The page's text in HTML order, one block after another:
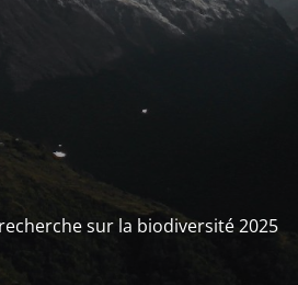
sur la biodiversité 2025